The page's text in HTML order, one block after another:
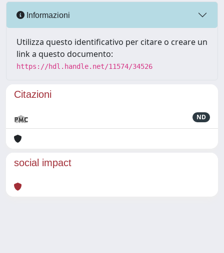
Informazioni
Utilizza questo identificativo per citare o creare un
link a questo documento:
https://hdl.handle.net/11574/34526
Citazioni
ND
social impact